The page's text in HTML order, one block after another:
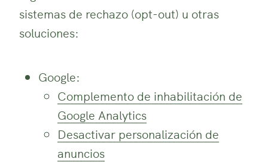
sistemas de rechazo (opt-out) u otras
soluciones:
Google:
Complemento de inhabilitación de
Google Analytics
Desactivar personalización de
anuncios